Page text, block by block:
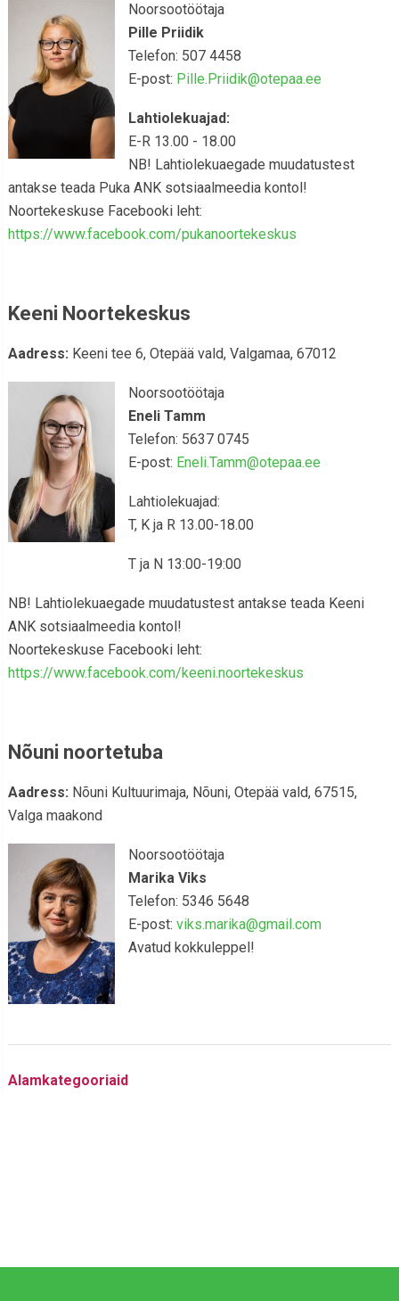
Noorsootöötaja
Pille Priidik
Telefon: 507 4458
E-post: Pille.Priidik@otepaa.ee
Lahtiolekuajad:
E-R 13.00 - 18.00
NB! Lahtiolekuaegade muudatustest
antakse teada Puka ANK sotsiaalmeedia kontol!
Noortekeskuse Facebooki leht:
https://www.facebook.com/pukanoortekeskus
Keeni Noortekeskus
Aadress: Keeni tee 6, Otepää vald, Valgamaa, 67012
Noorsootöötaja
Eneli Tamm
Telefon: 5637 0745
E-post: Eneli.Tamm@otepaa.ee
Lahtiolekuajad:
T, K ja R 13.00-18.00
T ja N 13:00-19:00
NB! Lahtiolekuaegade muudatustest antakse teada Keeni
ANK sotsiaalmeedia kontol!
Noortekeskuse Facebooki leht:
https://www.facebook.com/keeni.noortekeskus
Nõuni noortetuba
Aadress: Nõuni Kultuurimaja, Nõuni, Otepää vald, 67515,
Valga maakond
Noorsootöötaja
Marika Viks
Telefon: 5346 5648
E-post: viks.marika@gmail.com
Avatud kokkuleppel!
Alamkategooriaid